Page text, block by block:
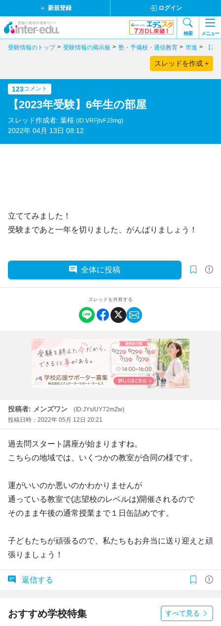
新規登録 ログイン
検索 メニュー
受験情報のトップ 受験情報の掲示板 塾・予備校・通信教育 市進 【
スレッドを作成 +
123コメント
【2023年受験】6年生の部屋
スレッド作成者: 葉桜 (ID:VRFjtvFJ3mg)
2022年 04月 13日 08:12
立ててみました！
受験まであと一年を切りました、がんばりましょう！
全体に投稿
スレッドを共有する
投稿者: メンズワン
(ID:JYs/UY72mZw)
投稿日時：2022年 05月 12日 20:21
過去問スタート講座が始まりますね。
こちらの地域では、いくつかの教室が合同の様です。
運がいいのか悪いのかわかりませんが
通っている教室で(志望校のレベルは)開催されるので
そのまま午後の通常授業まで１日缶詰めです。
子どもたちが頑張るので、私たちもお弁当に送り迎えと頑
張りましょう！
返信する
おすすめ学校特集 すべて見る